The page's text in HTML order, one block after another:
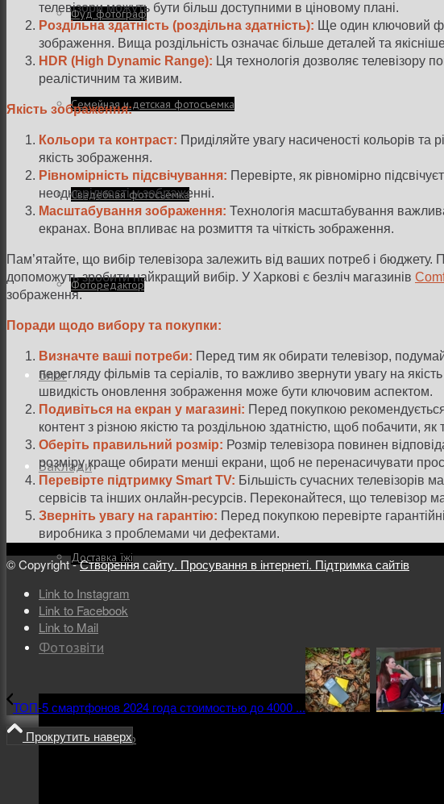
Фуд фотограф
Семейная и детская фотосъемка
Свадебная фотосъёмка
Фоторедактор
Блог
Заклади
Доставка їжі
Фотозвіти
Тревел фото
телевізори можуть бути більш доступними в ціновому плані.
Роздільна здатність (роздільна здатність): Ще один ключовий
зображення. Вища роздільність означає більше деталей та
HDR (High Dynamic Range): Ця технологія дозволяє телевізору
реалістичним та живим.
Якість зображення:
Кольори та контраст: Приділяйте увагу насиченості кольорів
якість зображення.
Рівномірність підсвічування: Перевірте, як рівномірно
неоднорідності у зображенні.
Масштабування зображення: Технологія масштабування
екранах. Вона впливає на розмиття та чіткість зображення.
Пам’ятайте, що вибір телевізора залежить від ваших потреб і бюджету.
допоможуть зробити найкращий вибір. У Харкові є безліч магазинів
зображення.
Поради щодо вибору та покупки:
Визначте ваші потреби: Перед тим як обирати телевізор,
перегляду фільмів та серіалів, то важливо звернути увагу на
швидкість оновлення зображення може бути ключовим аспектом.
Подивіться на екран у магазині: Перед покупкою
контент з різною якістю та роздільною здатністю, щоб побачити,
Оберіть правильний розмір: Розмір телевізора повинен
розміру краще обирати менші екрани, щоб не перенасичувати
Перевірте підтримку Smart TV: Більшість сучасних телевізорів
сервісів та інших онлайн-ресурсів. Переконайтеся, що телевізор
Зверніть увагу на гарантію: Перед покупкою перевірте
виробника з проблемами чи дефектами.
© Copyright -Створення сайту. Просування в інтернеті. Підтримка сайтів
Link to Instagram
Link to Facebook
Link to Mail
ТОП-5 смартфонов 2024 года стоимостью до 4000 ...
Прокрутить наверх